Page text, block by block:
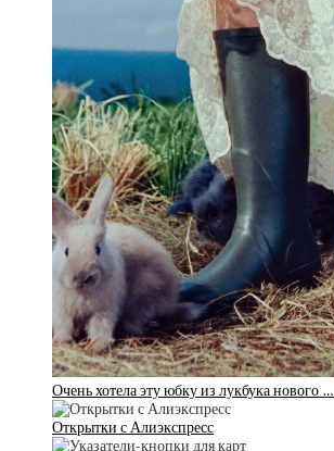
Очень хотела эту юбку из лукбука нового …
Открытки с Алиэкспресс